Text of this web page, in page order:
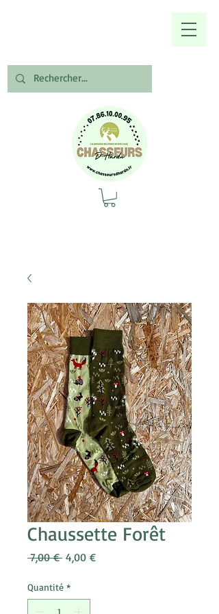
Chaussette Forêt
7,00 € Prix
4,00 €Prix
Quantité *